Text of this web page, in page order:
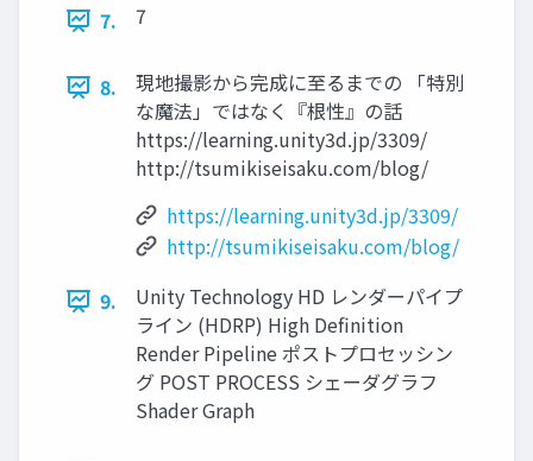
7.
7
8.
現地撮影から完成に至るまでの 「特別
な魔法」ではなく『根性』の話
https://learning.unity3d.jp/3309/
http://tsumikiseisaku.com/blog/
https://learning.unity3d.jp/3309/
http://tsumikiseisaku.com/blog/
9.
Unity Technology HD レンダーパイプ
ライン (HDRP) High Definition
Render Pipeline ポストプロセッシン
グ POST PROCESS シェーダグラフ
Shader Graph